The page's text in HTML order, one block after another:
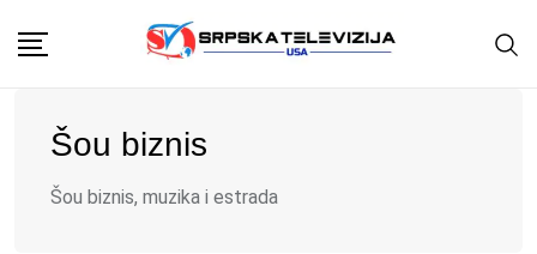
Šou biznis
Šou biznis, muzika i estrada